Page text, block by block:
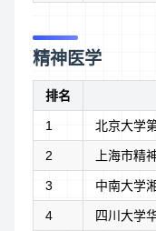
精神医学
排名
1 北京大学
2 上海市精
3 中南大学
4 四川大学